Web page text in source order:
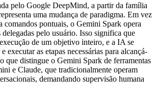
pelo Google DeepMind, a partir da família
uma mudança de paradigma. Em vez
comandos pontuais, o Gemini Spark opera
delegadas pelo usuário. Isso significa que
de um objetivo inteiro, e a IA se
executar as etapas necessárias para alcançá-
que distingue o Gemini Spark de ferramentas
e Claude, que tradicionalmente operam
demandando supervisão humana